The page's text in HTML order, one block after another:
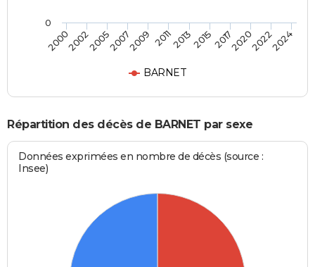
BARNET
20002002200520072009 2011201320152017202020222024
0
Répartition des décès de BARNET par sexe
Données exprimées en nombre de décès (source :
Insee)